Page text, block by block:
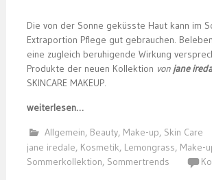
Die von der Sonne geküsste Haut kann im
Extraportion Pflege gut gebrauchen.
eine zugleich beruhigende Wirkung
Produkte der neuen Kollektion von jane
SKINCARE MAKEUP.
weiterlesen…
Allgemein, Beauty, Make-up, Skin Care
jane iredale, Kosmetik, Lemongrass, Make-
Sommerkollektion, Sommertrends